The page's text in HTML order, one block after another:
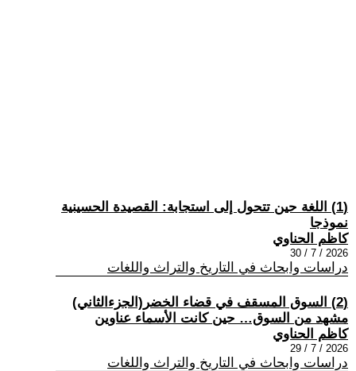
(1) اللغة حين تتحول إلى استجابة: القصيدة الحسينية
نموذجا
كاظم الحناوي
2026 / 7 / 30
دراسات وابحاث في التاريخ والتراث واللغات
(2) السوق المسقف في قضاء الخضر(الجزءالثاني)
مشهد من السوق… حين كانت الأسماء عناوين
كاظم الحناوي
2026 / 7 / 29
دراسات وابحاث في التاريخ والتراث واللغات